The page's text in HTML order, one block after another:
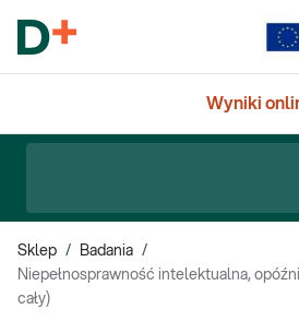
Wyniki
Sklep / Badania /
Niepełnosprawność intelektualna,
cały)